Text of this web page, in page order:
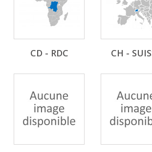
CD - RDC CH -